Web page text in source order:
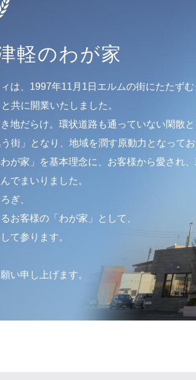
軽のわが家
は、1997年11月1日エルムの街にたたず
共に開業いたしました。
地だらけ。環状道路も通っていない閑散
街」となり、地域を潤す原動力となってお
が家」を基本理念に、お客様から愛され
でまいりました。
ぎ、
お客様の「わが家」として、
て参ります。
い申し上げます。